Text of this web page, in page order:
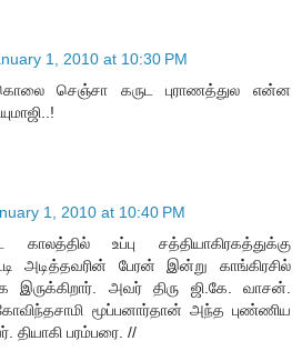
1, 2010 at 10:30 PM
செஞ்சா கருட புராணத்துல என்ன
1, 2010 at 10:40 PM
காலத்தில் உப்பு சத்தியாகிரகத்துக்கு
அடித்தவரின் பேரன் இன்று காங்கிரசில்
இருக்கிறார். அவர் திரு ஜி.கே. வாசன்.
மூப்பனார்தான் அந்த புண்ணிய
தியாகி பரம்பரை. //